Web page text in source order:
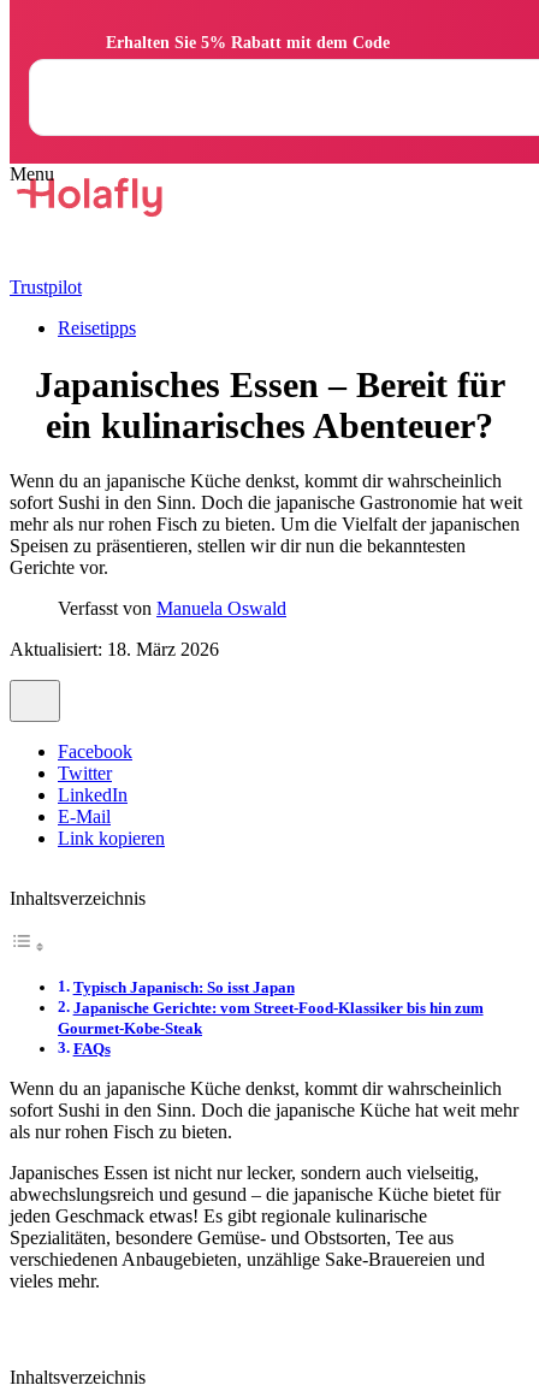
Trustpilot
Reisetipps
Japanisches Essen – Bereit für
ein kulinarisches Abenteuer?
Wenn du an japanische Küche denkst, kommt dir wahrscheinlich
sofort Sushi in den Sinn. Doch die japanische Gastronomie hat weit
mehr als nur rohen Fisch zu bieten. Um die Vielfalt der japanischen
Speisen zu präsentieren, stellen wir dir nun die bekanntesten
Gerichte vor.
Verfasst von Manuela Oswald
Aktualisiert: 18. März 2026
Facebook
Twitter
LinkedIn
E-Mail
Link kopieren
Inhaltsverzeichnis
Typisch Japanisch: So isst Japan
Japanische Gerichte: vom Street-Food-Klassiker bis hin zum
Gourmet-Kobe-Steak
FAQs
Wenn du an japanische Küche denkst, kommt dir wahrscheinlich
sofort Sushi in den Sinn. Doch die japanische Küche hat weit mehr
als nur rohen Fisch zu bieten.
Japanisches Essen ist nicht nur lecker, sondern auch vielseitig,
abwechslungsreich und gesund – die japanische Küche bietet für
jeden Geschmack etwas! Es gibt regionale kulinarische
Spezialitäten, besondere Gemüse- und Obstsorten, Tee aus
verschiedenen Anbaugebieten, unzählige Sake-Brauereien und
vieles mehr.
Inhaltsverzeichnis